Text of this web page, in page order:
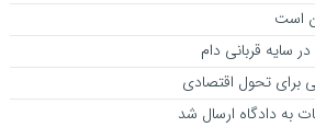
است
قربانی دام
برای تحول اقتصادی
به دادگاه ارسال شد